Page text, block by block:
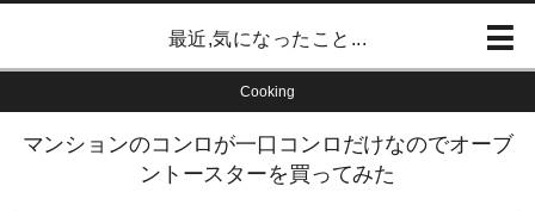
最近,気になったこと...
Cooking
マンションのコンロが一口コンロだけなのでオーブ
ントースターを買ってみた